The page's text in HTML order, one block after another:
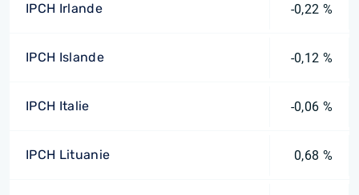
IPCH Irlande -0,22 %
IPCH Islande -0,12 %
IPCH Italie -0,06 %
IPCH Lituanie 0,68 %